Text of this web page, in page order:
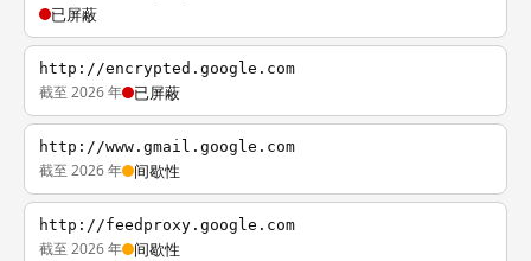
已屏蔽
http://encrypted.google.com
截至 2026 年 已屏蔽
http://www.gmail.google.com
截至 2026 年 间歇性
http://feedproxy.google.com
截至 2026 年 间歇性